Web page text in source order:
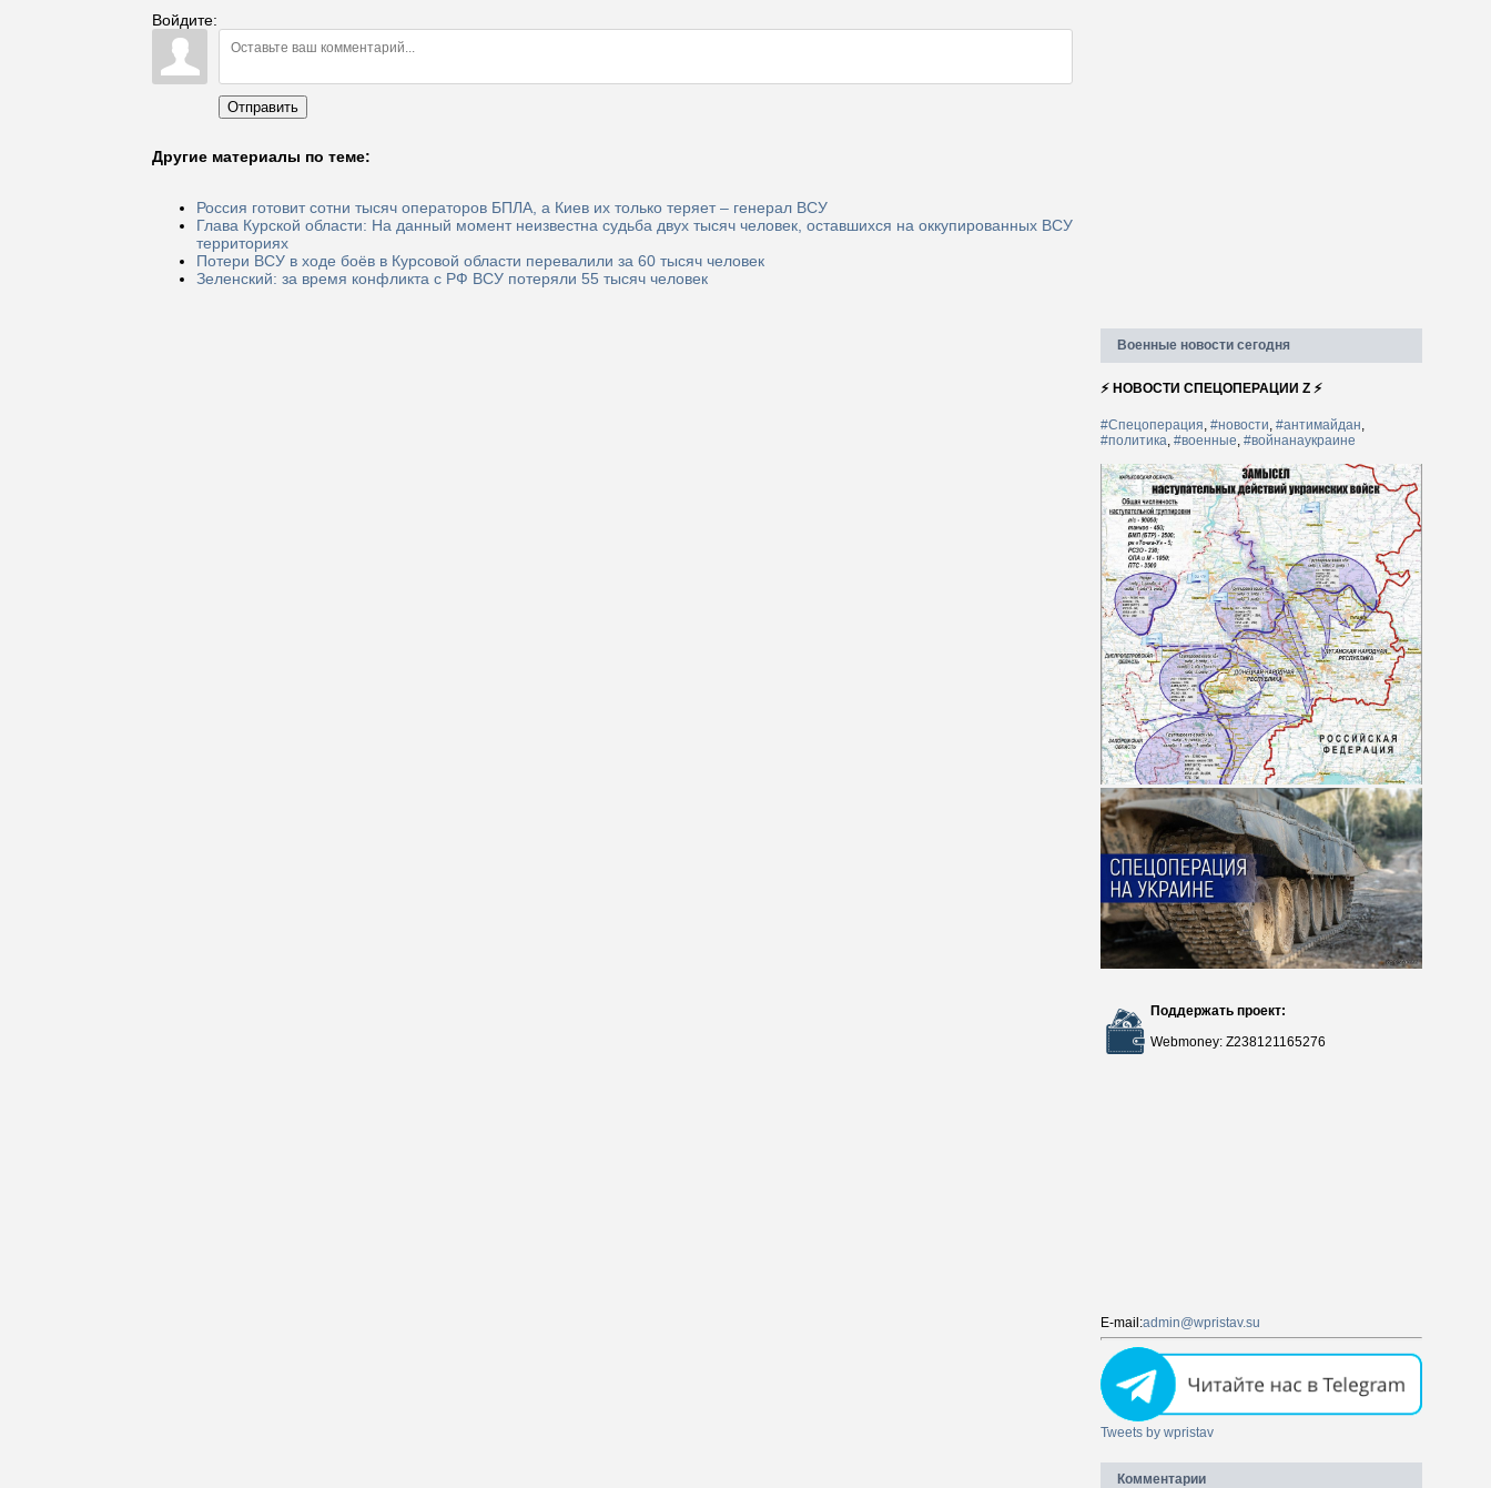
Войдите:
Отправить
Другие материалы по теме:
Россия готовит сотни тысяч операторов БПЛА, а Киев их только теряет – генерал ВСУ
Глава Курской области: На данный момент неизвестна судьба двух тысяч человек, оставшихся на оккупированных ВСУ
территориях
Потери ВСУ в ходе боёв в Курсовой области перевалили за 60 тысяч человек
Зеленский: за время конфликта с РФ ВСУ потеряли 55 тысяч человек
Военные новости сегодня
⚡ НОВОСТИ СПЕЦОПЕРАЦИИ Z ⚡
#Спецоперация, #новости, #антимайдан,
#политика, #военные, #войнанаукраине
Поддержать проект:
Webmoney: Z238121165276
E-mail:admin@wpristav.su
Tweets by wpristav
Комментарии